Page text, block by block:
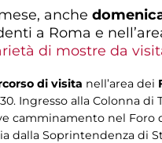
anche
a Roma e
di mostre da
di visita nell’area dei
Ingresso alla Colonna
camminamento nel
dalla Soprintendenza di